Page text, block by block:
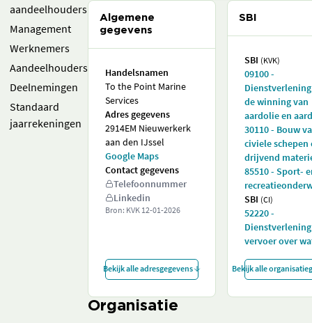
aandeelhouders
Management
Werknemers
Aandeelhouders
Deelnemingen
Standaard
jaarrekeningen
Algemene
gegevens
Handelsnamen
To the Point Marine
Services
Adres gegevens
2914EM Nieuwerkerk
aan den IJssel
Google Maps
Contact gegevens
Telefoonnummer
Linkedin
Bron: KVK 12-01-2026
Bekijk alle adresgegevens
SBI
SBI (KVK)
09100 -
de winning van
aardolie en
30110 - Bouw
civiele schepen
drijvend
85510 - Sport-
SBI (CI)
52220 -
vervoer over
Bekijk alle
Organisatie